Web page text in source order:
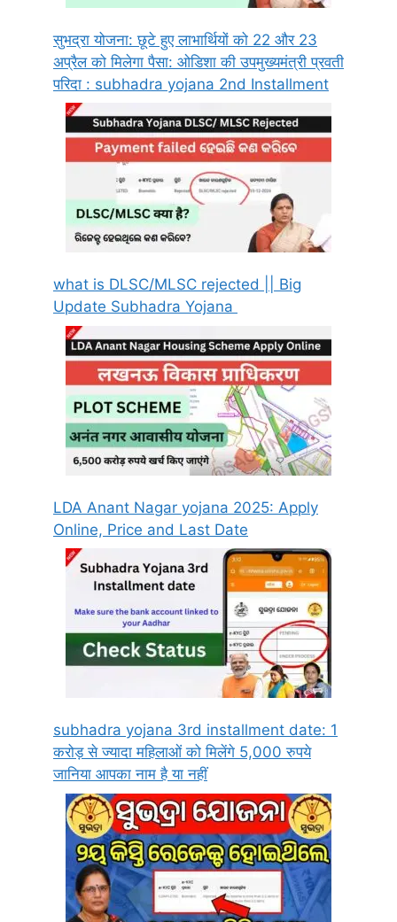
सुभद्रा योजना: छूटे हुए लाभार्थियों को 22 और 23
अप्रैल को मिलेगा पैसा: ओडिशा की उपमुख्यमंत्री प्रवती
परिदा : subhadra yojana 2nd Installment
what is DLSC/MLSC rejected || Big
Update Subhadra Yojana
LDA Anant Nagar yojana 2025: Apply
Online, Price and Last Date
subhadra yojana 3rd installment date: 1
करोड़ से ज्यादा महिलाओं को मिलेंगे 5,000 रुपये
जानिया आपका नाम है या नहीं